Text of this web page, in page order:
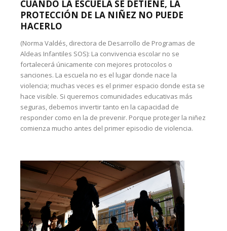
CUANDO LA ESCUELA SE DETIENE, LA
PROTECCIÓN DE LA NIÑEZ NO PUEDE
HACERLO
(Norma Valdés, directora de Desarrollo de Programas de
Aldeas Infantiles SOS): La convivencia escolar no se
fortalecerá únicamente con mejores protocolos o
sanciones. La escuela no es el lugar donde nace la
violencia; muchas veces es el primer espacio donde esta se
hace visible. Si queremos comunidades educativas más
seguras, debemos invertir tanto en la capacidad de
responder como en la de prevenir. Porque proteger la niñez
comienza mucho antes del primer episodio de violencia.